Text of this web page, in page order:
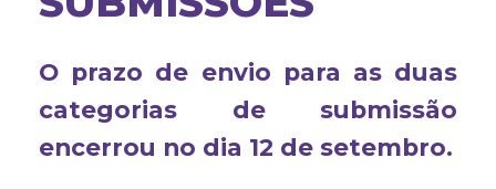
O prazo de envio para as duas
categorias de submissão
encerrou no dia 12 de setembro.